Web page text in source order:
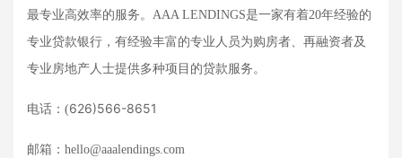
最专业高效率的服务。AAA LENDINGS是一家有着20年经验的
专业贷款银行，有经验丰富的专业人员为购房者、再融资者及
专业房地产人士提供多种项目的贷款服务。
电话： (626)566-8651
邮箱： hello@aaalendings.com